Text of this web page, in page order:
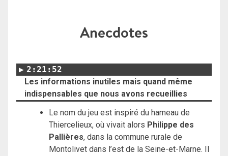
Anecdotes
2:21:52
Les informations inutiles mais quand même
indispensables que nous avons recueillies
Le nom du jeu est inspiré du hameau de
Thiercelieux, où vivait alors Philippe des
Pallières, dans la commune rurale de
Montolivet dans l’est de la Seine-et-Marne. Il